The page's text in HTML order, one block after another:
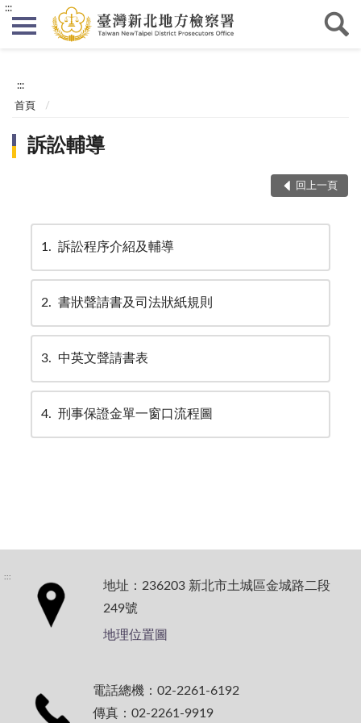
:::
:::
首頁
訴訟輔導
回上一頁
1 訴訟程序介紹及輔導
2 書狀聲請書及司法狀紙規則
3 中英文聲請書表
4 刑事保證金單一窗口流程圖
:::
地址：236203 新北市土城區金城路二段
249號
地理位置圖
電話總機：02-2261-6192
傳真：02-2261-9919